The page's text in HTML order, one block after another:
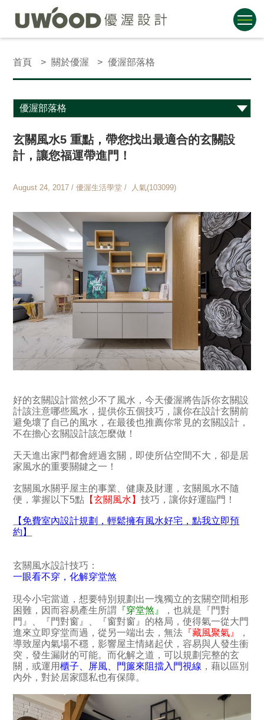
首頁 關於優渥 優渥部落格
玄關風水5 重點，帶您找出最適合的玄關設
計，讓您福運帶進門！
August 24, 2017 / 優渥生活學堂 / 人氣(103099)
好的玄關設計當然少不了風水，今天優渥將告訴你玄關設
計該注意哪些風水，提供你五個技巧，讓你在設計玄關前
避免壞了自己的風水，在最後也推薦你常見的玄關設計，
不在擔心玄關設計該怎麼做！
天天進出家門都會經過玄關，即使所佔空間不大，卻是居
家風水的重要關鍵之一！
玄關風水關乎屋主的事業、健康及財運，玄關風水不隨
便，掌握以下5點 【玄關風水】技巧，讓你好運臨門！
【免費室內設計規劃，輕鬆擁有風水好宅，點我立即預
約】
玄關風水設計技巧：
一眼看不穿，化解穿堂煞
現今小宅當道，想要特別規劃出一塊獨立的玄關空間相形
困難，因而容易產生所謂 『穿堂煞』
，也就是『門對
門』、『門對窗』、『窗對窗』的格局，使得氣一從大門
進來立即穿堂而過，從另一端出去，無法 『藏風聚氣』
，
導致屋內氣場不穩，影響屋主情緒起伏，容易與人發生衝
突，發生漏財的可能。而化解之道，可以規劃完整的玄
關，或運用櫃子、屏風、門簾來阻擋入門視線 ，藉以區別
內外，對於居家隱私也有保障。